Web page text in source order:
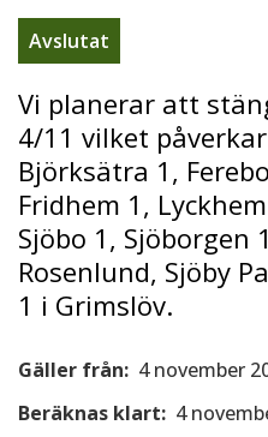
Avslutat
Vi planerar att
4/11 vilket
Björksätra 1,
Fridhem 1,
Sjöbo 1, Sjöborgen
Rosenlund, Sjöby
1 i Grimslöv.
Gäller från: 4 november
Beräknas klart: 4